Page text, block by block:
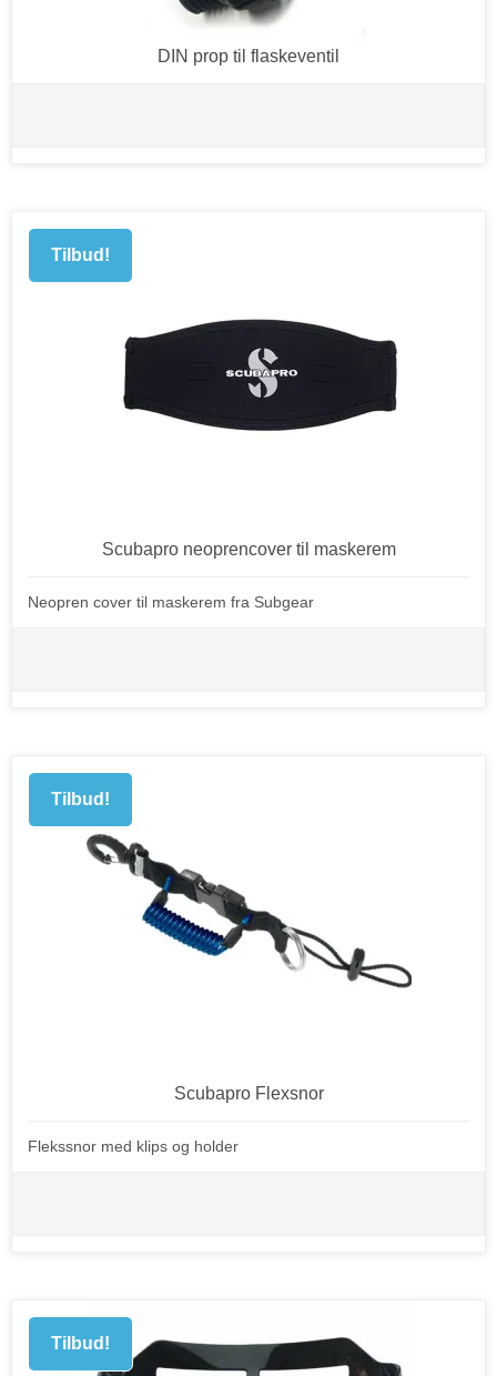
DIN prop til flaskeventil
Tilbud!
Scubapro neoprencover til maskerem
Neopren cover til maskerem fra Subgear
Tilbud!
Scubapro Flexsnor
Flekssnor med klips og holder
Tilbud!